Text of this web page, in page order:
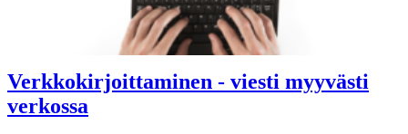
Verkkokirjoittaminen - viesti myyvästi
verkossa